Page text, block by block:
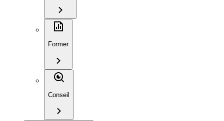
Former
Conseil